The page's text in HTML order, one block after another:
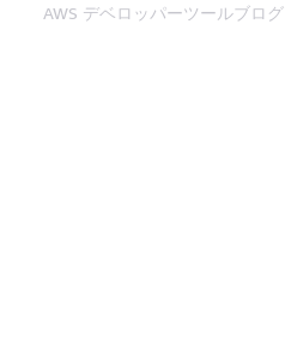
AWS デベロッパーツールブログ